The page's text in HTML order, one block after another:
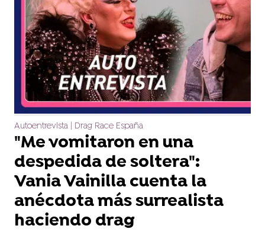
Autoentrevista | Drag Race España
"Me vomitaron en una
despedida de soltera":
Vania Vainilla cuenta la
anécdota más surrealista
haciendo drag